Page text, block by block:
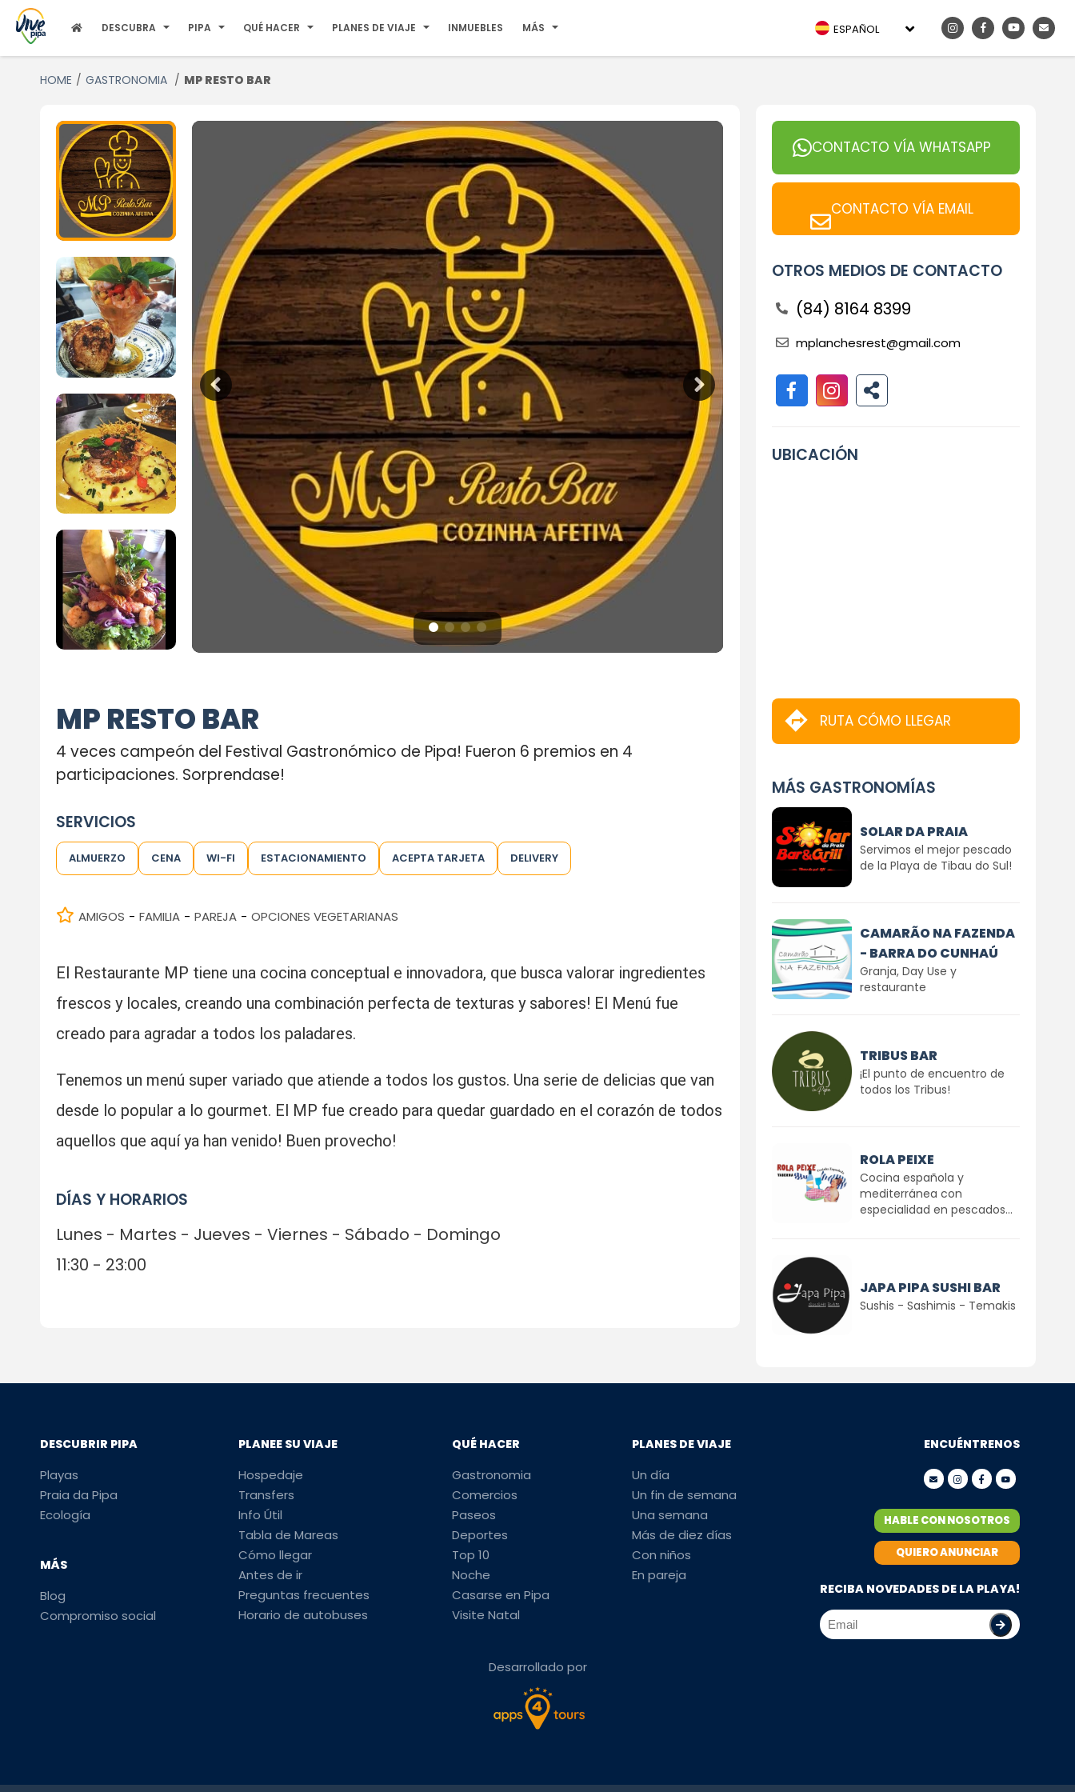
DESCUBRA PIPA QUÉ HACER PLANES DE VIAJE INMUEBLES MÁS ESPAÑOL
HOME GASTRONOMIA MP RESTO BAR
MP RESTO BAR
4 veces campeón del Festival Gastronómico de Pipa! Fueron 6 premios en 4
participaciones. Sorprendase!
SERVICIOS
ALMUERZO CENA WI-FI ESTACIONAMIENTO ACEPTA TARJETA DELIVERY
AMIGOS - FAMILIA - PAREJA - OPCIONES VEGETARIANAS
El Restaurante MP tiene una cocina conceptual e innovadora, que busca valorar ingredientes
frescos y locales, creando una combinación perfecta de texturas y sabores! El Menú fue
creado para agradar a todos los paladares.
Tenemos un menú super variado que atiende a todos los gustos. Una serie de delicias que van
desde lo popular a lo gourmet. El MP fue creado para quedar guardado en el corazón de todos
aquellos que aquí ya han venido! Buen provecho!
DÍAS Y HORARIOS
Lunes - Martes - Jueves - Viernes - Sábado - Domingo
11:30 - 23:00
CONTACTO VÍA WHATSAPP
CONTACTO VÍA EMAIL
OTROS MEDIOS DE CONTACTO
(84) 8164 8399
mplanchesrest@gmail.com
UBICACIÓN
RUTA CÓMO LLEGAR
MÁS GASTRONOMÍAS
SOLAR DA PRAIA
Servimos el mejor pescado
de la Playa de Tibau do Sul!
CAMARÃO NA FAZENDA
- BARRA DO CUNHAÚ
Granja, Day Use y
restaurante
TRIBUS BAR
¡El punto de encuentro de
todos los Tribus!
ROLA PEIXE
Cocina española y
mediterránea con
especialidad en pescados...
JAPA PIPA SUSHI BAR
Sushis - Sashimis - Temakis
DESCUBRIR PIPA
Playas
Praia da Pipa
Ecología
MÁS
Blog
Compromiso social
PLANEE SU VIAJE
Hospedaje
Transfers
Info Útil
Tabla de Mareas
Cómo llegar
Antes de ir
Preguntas frecuentes
Horario de autobuses
QUÉ HACER
Gastronomia
Comercios
Paseos
Deportes
Top 10
Noche
Casarse en Pipa
Visite Natal
PLANES DE VIAJE
Un día
Un fin de semana
Una semana
Más de diez días
Con niños
En pareja
ENCUÉNTRENOS
HABLE CON NOSOTROS
QUIERO ANUNCIAR
RECIBA NOVEDADES DE LA PLAYA!
Desarrollado por